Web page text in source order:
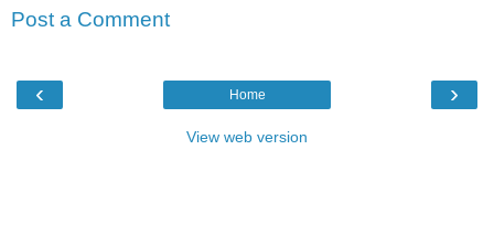
Post a Comment
‹ ›
Home
View web version